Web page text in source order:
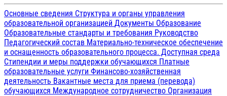
Основные сведения Структура и органы управления
образовательной организацией Документы Образование
Образовательные стандарты и требования Руководство
Педагогический состав Материально-техническое обеспечение
и оснащенность образовательного процесса. Доступная среда
Стипендии и меры поддержки обучающихся Платные
образовательные услуги Финансово-хозяйственная
деятельность Вакантные места для приема (перевода)
обучающихся Международное сотрудничество Организация